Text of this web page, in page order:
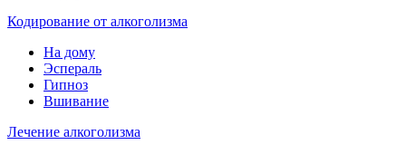
Кодирование от алкоголизма
На дому
Эспераль
Гипноз
Вшивание
Лечение алкоголизма